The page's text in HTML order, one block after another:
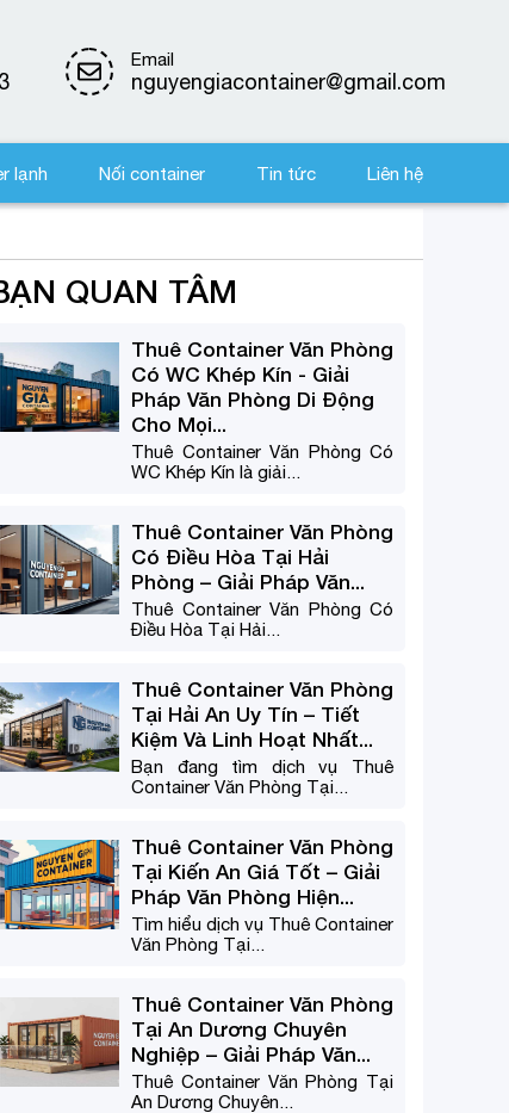
Email
nguyengiacontainer@gmail.com
lạnh Nối container Tin tức Liên hệ
QUAN TÂM
Thuê Container Văn Phòng
Có WC Khép Kín - Giải
Pháp Văn Phòng Di Động
Cho Mọi...
Thuê Container Văn Phòng Có
WC Khép Kín là giải...
Thuê Container Văn Phòng
Có Điều Hòa Tại Hải
Phòng – Giải Pháp Văn...
Thuê Container Văn Phòng Có
Điều Hòa Tại Hải...
Thuê Container Văn Phòng
Tại Hải An Uy Tín – Tiết
Kiệm Và Linh Hoạt Nhất...
Bạn đang tìm dịch vụ Thuê
Container Văn Phòng Tại...
Thuê Container Văn Phòng
Tại Kiến An Giá Tốt – Giải
Pháp Văn Phòng Hiện...
Tìm hiểu dịch vụ Thuê Container
Văn Phòng Tại...
Thuê Container Văn Phòng
Tại An Dương Chuyên
Nghiệp – Giải Pháp Văn...
Thuê Container Văn Phòng Tại
An Dương Chuyên...